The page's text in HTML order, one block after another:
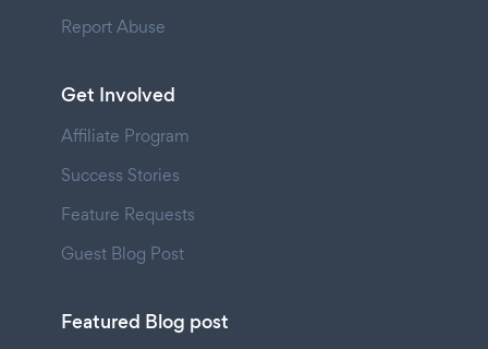
Report Abuse
Get Involved
Affiliate Program
Success Stories
Feature Requests
Guest Blog Post
Featured Blog post